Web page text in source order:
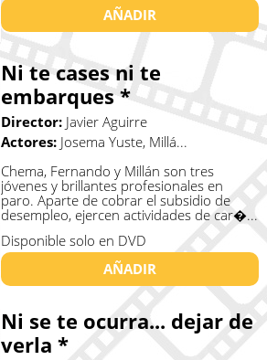
AÑADIR
Ni te cases ni te
embarques *
Director: Javier Aguirre
Actores: Josema Yuste, Millá...
Chema, Fernando y Millán son tres
jóvenes y brillantes profesionales en
paro. Aparte de cobrar el subsidio de
desempleo, ejercen actividades de car�...
Disponible solo en DVD
AÑADIR
Ni se te ocurra... dejar de
verla *